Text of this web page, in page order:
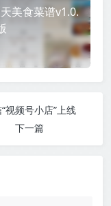
美食菜谱v1.0.
视频号小店”上线
下一篇